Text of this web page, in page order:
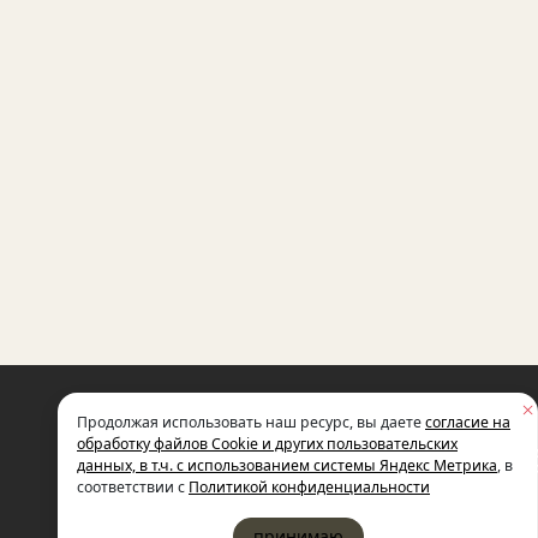
МЕЖДУНАРОДНЫЙ ФОНД
СОЦИАЛЬНО-ЭКОНОМИЧЕСКИХ
И ПОЛИТОЛОГИЧЕСКИХ
ИМЕНИ М.С. ГОРБАЧЕВА
Продолжая использовать наш ресурс, вы даетесогласие на
обработку файлов Cookie и других пользовательских
данных, в т.ч. с использованием системы Яндекс Метрика, в
соответствии с Политикой конфиденциальности